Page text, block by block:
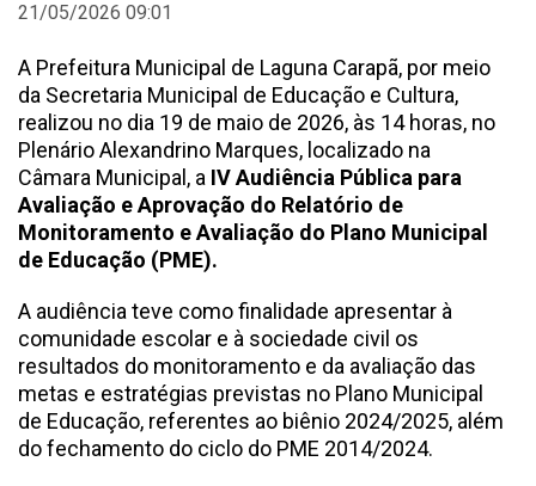
21/05/2026 09:01
A Prefeitura Municipal de Laguna Carapã, por meio
da Secretaria Municipal de Educação e Cultura,
realizou no dia 19 de maio de 2026, às 14 horas, no
Plenário Alexandrino Marques, localizado na
Câmara Municipal, a IV Audiência Pública para
Avaliação e Aprovação do Relatório de
Monitoramento e Avaliação do Plano Municipal
de Educação (PME).
A audiência teve como finalidade apresentar à
comunidade escolar e à sociedade civil os
resultados do monitoramento e da avaliação das
metas e estratégias previstas no Plano Municipal
de Educação, referentes ao biênio 2024/2025, além
do fechamento do ciclo do PME 2014/2024.